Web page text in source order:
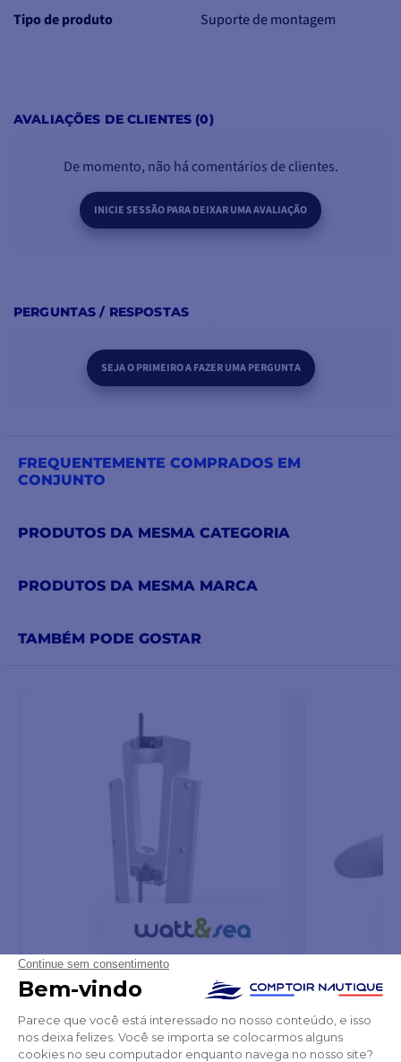
Tipo de produto Suporte de montagem
AVALIAÇÕES DE CLIENTES (0)
De momento, não há comentários de clientes.
INICIE SESSÃO PARA DEIXAR UMA AVALIAÇÃO
PERGUNTAS / RESPOSTAS
SEJA O PRIMEIRO A FAZER UMA PERGUNTA
FREQUENTEMENTE COMPRADOS EM
CONJUNTO
PRODUTOS DA MESMA CATEGORIA
PRODUTOS DA MESMA MARCA
TAMBÉM PODE GOSTAR
Kit de montagem no painel de popa
(suporte U + V)
481,65 €
501,23 €
de
240,77 €
241,90 €